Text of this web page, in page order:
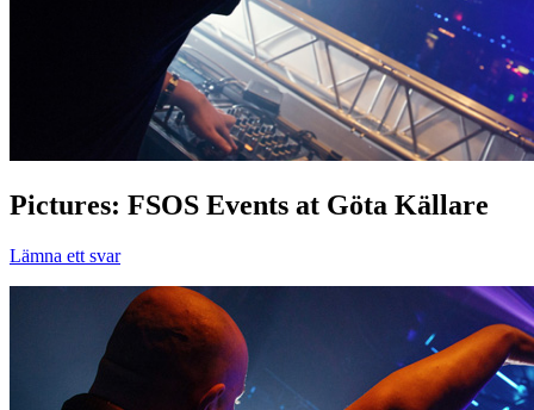
Pictures: FSOS Events at Göta Källare
Lämna ett svar